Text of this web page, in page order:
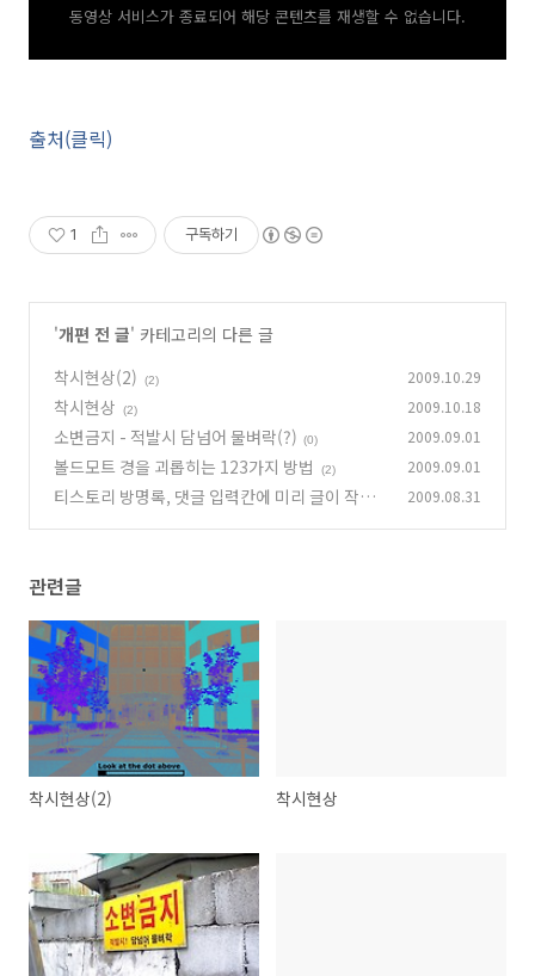
동영상 서비스가 종료되어 해당 콘텐츠를 재생할 수 없습니다.
출처(클릭)
1 구독하기
'개편 전 글' 카테고리의 다른 글
착시현상(2)
(2) 2009.10.29
착시현상 (2) 2009.10.18
소변금지 - 적발시 담넘어 물벼락(?) (0) 2009.09.01
볼드모트 경을 괴롭히는 123가지 방법 (2) 2009.09.01
티스토리 방명록, 댓글 입력칸에 미리 글이 작성
2009.08.31
관련글
착시현상(2) 착시현상